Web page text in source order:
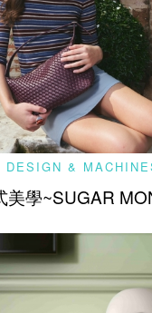
DESIGN &
美學~SUGAR